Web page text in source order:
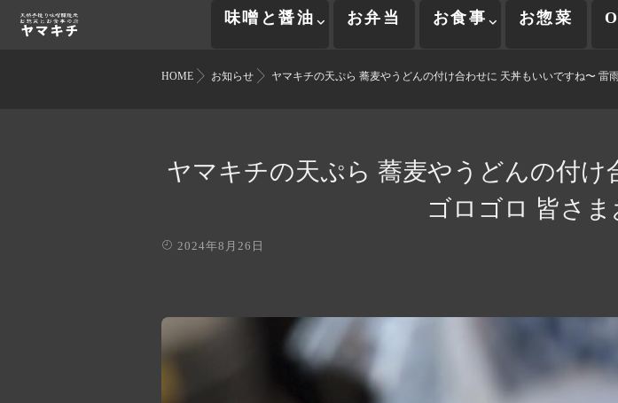
味噌と醤油 お弁当 お食事 お惣菜
HOME お知らせ ヤマキチの天ぷら 蕎麦やうどんの付け合わせに 天丼もいいですね〜 雷
ヤマキチの天ぷら 蕎麦やうどんの付
ゴロゴロ 皆さ
2024年8月26日